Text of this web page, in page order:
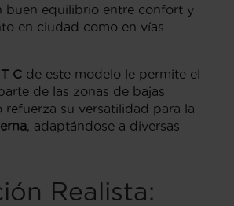
buen equilibrio entre confort y
en ciudad como en vías
C de este modelo le permite el
de las zonas de bajas
refuerza su versatilidad para la
, adaptándose a diversas
Realista: